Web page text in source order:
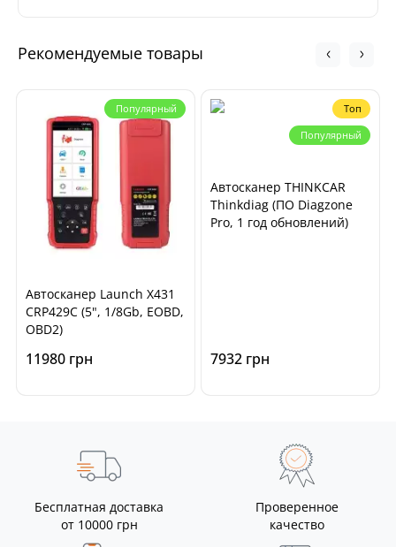
Рекомендуемые товары
Популярный
Автосканер Launch X431
CRP429C (5", 1/8Gb, EOBD,
OBD2)
11980 грн
Топ
Популярный
Автосканер THINKCAR
Thinkdiag (ПО Diagzone
Pro, 1 год обновлений)
7932 грн
Бесплатная доставка
от 10000 грн
Проверенное
качество